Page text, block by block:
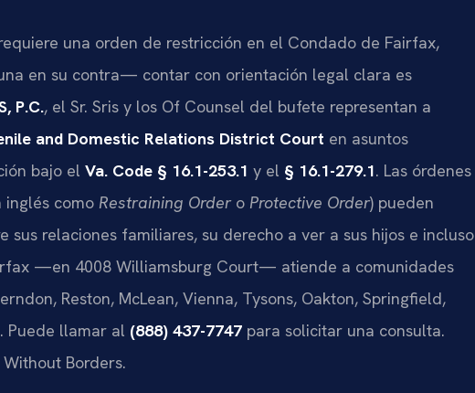
una orden de restricción en el Condado de Fairfax,
en su contra— contar con orientación legal clara es
P.C., el Sr. Sris y los Of Counsel del bufete representan a
and Domestic Relations District Court en asuntos
bajo el Va. Code § 16.1-253.1 y el § 16.1-279.1. Las órdenes
inglés como Restraining Ordero Protective Order) pueden
sus relaciones familiares, su derecho a ver a sus hijos e incluso
—en 4008 Williamsburg Court— atiende a comunidades
Reston, McLean, Vienna, Tysons, Oakton, Springfield,
Puede llamar al (888) 437-7747 para solicitar una consulta.
Without Borders.